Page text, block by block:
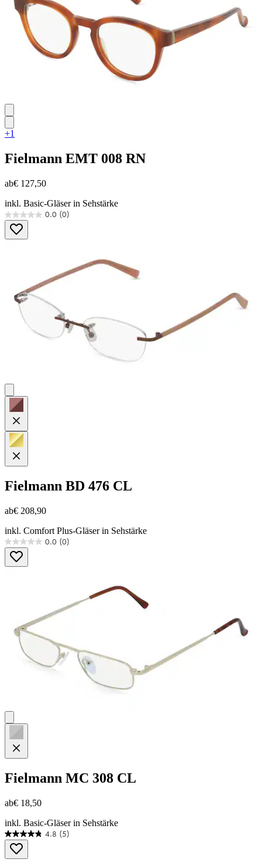
+1
Fielmann EMT 008 RN
ab€ 127,50
inkl. Basic-Gläser in Sehstärke
0.0 (0)
0.0
von
5
Fielmann BD 476 CL
ab€ 208,90
inkl. Comfort Plus-Gläser in Sehstärke
0.0 (0)
0.0
von
5
Fielmann MC 308 CL
ab€ 18,50
inkl. Basic-Gläser in Sehstärke
4.8 (5)
4.8
von
5